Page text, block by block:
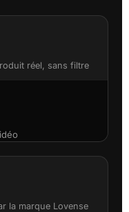
réel, sans filtre
la marque Lovense